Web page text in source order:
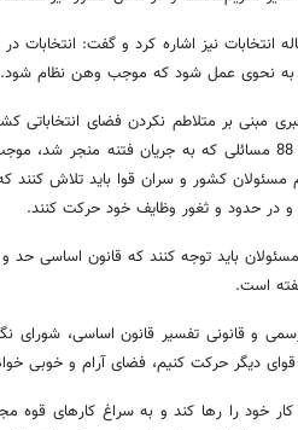
انتخابات نیز اشاره کرد و گفت:‌
به نحوی عمل شود که موجب وهن نظام شود.
مبنی بر متلاطم نکردن فضای انتخاباتی
متاسفانه بعد از انتخابات سال 88 مسائلی که به جریان
کشور و سران قوا باید تلاش
در حدود و ثغور وظایف خود حرکت کنند.
باید توجه کنند که قانون اساسی
است.
و قانونی تفسیر قانون اساسی،
دیگر حرکت کنیم، فضای آرام و خوبی
خود را رها کند و به سراغ کارهای قوه